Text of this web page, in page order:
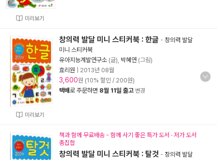
미리보기
미리보기
창의력 발달 미니 스티커북 : 한글 - 창의력 발달
미니 스티커북
유아지능계발연구소 (글), 박혜연 (그림)
효리원
2013년 08월
3,600원 (10% 할인 / 200원)
택배로 주문하면 8월 11일 출고 변경
책과 함께 무료배송 - 함께 사기 좋은 특가 도서 · 저가 도서
총집합
창의력 발달 미니 스티커북 : 탈것 - 창의력 발달